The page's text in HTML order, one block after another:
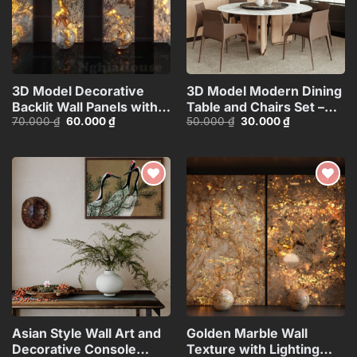
3D Model Decorative
Backlit Wall Panels with
Marble and Lighting
70.000₫ Giá
60.000₫Giá
hiện
60.000 ₫.
3D Model Modern Dining
Table and Chairs Set –
3ds Max_104552461
50.000₫ Giá
30.000₫Giá
hiện
30.000 ₫.
Add to
wishlist
Asian Style Wall Art and
Decorative Console
Add to
wishlist
Golden Marble Wall
Texture with Lighting